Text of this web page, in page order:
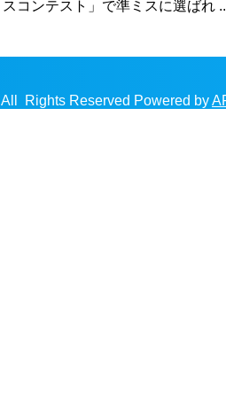
コンテスト」で準ミスに選ばれ
Rights Reserved Powered by